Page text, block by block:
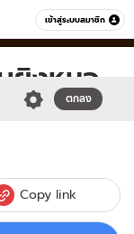
เข้าสู่ระบบสมาชิก
หมวดอื่นๆ
ตกลง
ยิงหมอ
Copy link